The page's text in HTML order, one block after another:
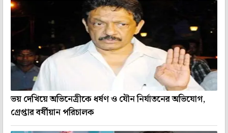
ভয় দেখিয়ে অভিনেত্রীকে ধর্ষণ ও যৌন নির্যাতনের অভিযোগ,
গ্রেপ্তার বর্ষীয়ান পরিচালক